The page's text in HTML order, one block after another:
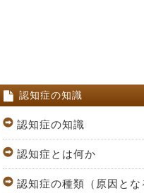
認知症の知識
認知症の知識
認知症とは何か
認知症の種類（原因とな